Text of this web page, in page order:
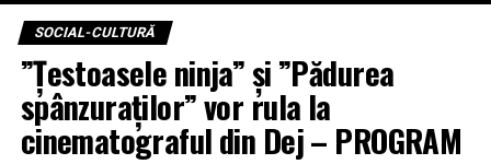
SOCIAL-CULTURĂ
”Țestoasele ninja” și ”Pădurea
spânzuraților” vor rula la
cinematograful din Dej – PROGRAM